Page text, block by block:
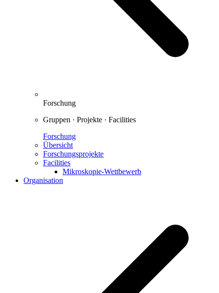
Forschung
Gruppen · Projekte · Facilities
Forschung
Übersicht
Forschungsprojekte
Facilities
Mikroskopie-Wettbewerb
Organisation